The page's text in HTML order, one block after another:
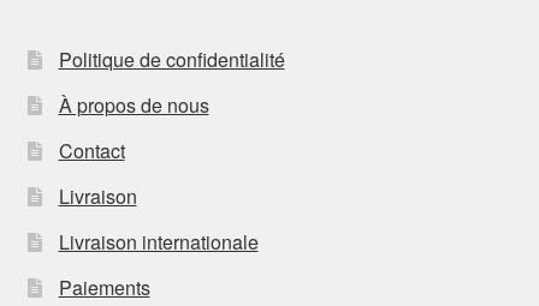
Politique de confidentialité
À propos de nous
Contact
Livraison
Livraison internationale
Paiements